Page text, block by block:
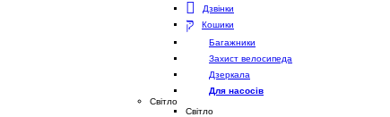
Дзвінки
Кошики
Багажники
Захист велосипеда
Дзеркала
Для насосів
Світло
Світло